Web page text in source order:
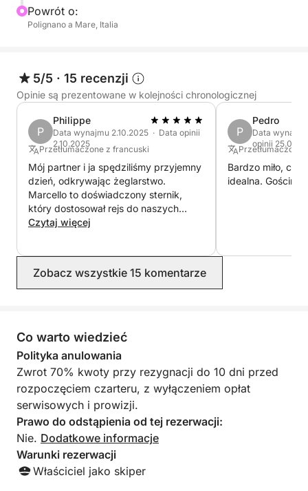
wycieczek, prosimy o kontakt w celu uzyskania
spersonalizowanej wyceny.
Powrót o:
Polignano a Mare, Italia
5/5 · 15 recenzji
Opinie są prezentowane w kolejności chronologicznej
P
Philippe
Data wynajmu 2.10.2025 · Data opinii
2.10.2025
Przetłumaczone z francuski
Mój partner i ja spędziliśmy przyjemny
dzień, odkrywając żeglarstwo.
Marcello to doświadczony sternik,
który dostosował rejs do naszych
potrzeb, udzielając jednocześnie
Czytaj więcej
P
Pedro
Data
opinii
Przetłumaczone
Bardzo miło,
idealna.
Zobacz wszystkie 15 komentarze
Co warto wiedzieć
Polityka anulowania
Zwrot 70% kwoty przy rezygnacji do 10 dni przed
rozpoczęciem czarteru, z wyłączeniem opłat
serwisowych i prowizji.
Prawo do odstąpienia od tej rezerwacji:
Nie. Dodatkowe informacje
Warunki rezerwacji
Właściciel jako skiper